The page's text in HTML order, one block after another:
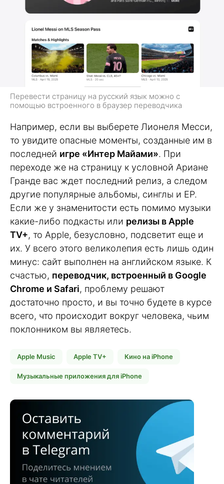
Перевести страницу на русский язык можно с
помощью встроенного в браузер переводчика
Например, если вы выберете Лионеля Месси,
то увидите опасные моменты, созданные им в
последней игре «Интер Майами». При
переходе же на страницу к условной Ариане
Гранде вас ждет последний релиз, а следом
другие популярные альбомы, синглы и EP.
Если же у знаменитости есть помимо музыки
какие-либо подкасты или релизы в Apple
TV+, то Apple, безусловно, подсветит еще и
их. У всего этого великолепия есть лишь один
минус: сайт выполнен на английском языке. К
счастью, переводчик, встроенный в Google
Chrome и Safari, проблему решают
достаточно просто, и вы точно будете в курсе
всего, что происходит вокруг человека, чьим
поклонником вы являетесь.
Apple Music Apple TV+ Кино на iPhone
Музыкальные приложения для iPhone